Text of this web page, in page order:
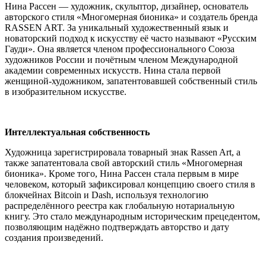
Нина Рассен — художник, скульптор, дизайнер, основатель
авторского стиля «Многомерная бионика» и создатель бренда
RASSEN ART. За уникальный художественный язык и
новаторский подход к искусству её часто называют «Русским
Гауди». Она является членом профессионального Союза
художников России и почётным членом Международной
академии современных искусств. Нина стала первой
женщиной-художником, запатентовавшей собственный стиль
в изобразительном искусстве.
Интеллектуальная собственность
Художница зарегистрировала товарный знак Rassen Art, а
также запатентовала свой авторский стиль «Многомерная
бионика». Кроме того, Нина Рассен стала первым в мире
человеком, который зафиксировал концепцию своего стиля в
блокчейнах Bitcoin и Dash, используя технологию
распределённого реестра как глобальную нотариальную
книгу. Это стало международным историческим прецедентом,
позволяющим надёжно подтверждать авторство и дату
создания произведений.